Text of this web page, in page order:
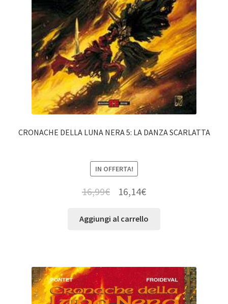
CRONACHE DELLA LUNA NERA 5: LA DANZA SCARLATTA
IN OFFERTA!
16,99€ 16,14€
Aggiungi al carrello